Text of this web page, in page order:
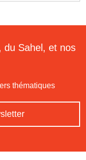
du Sahel, et nos
thématiques